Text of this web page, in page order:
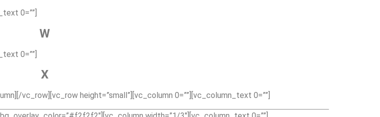
0=””]
W
0=””]
X
vc_row][vc_row height=”small”][vc_column 0=””][vc_column_text 0=””]